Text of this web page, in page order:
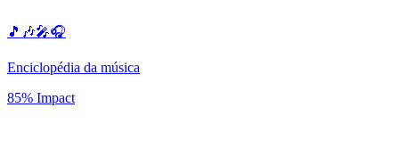
🎵🎶🎤🎧
Enciclopédia da música
85% Impact